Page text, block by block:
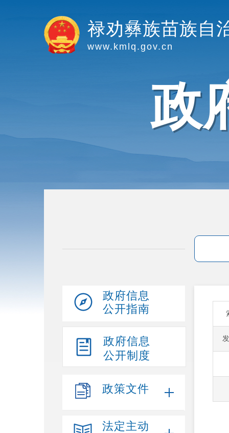
禄劝彝族苗族自
www.kmlq.gov.cn
政
政府信息
公开指南
政府信息
公开制度
政策文件
法定主动